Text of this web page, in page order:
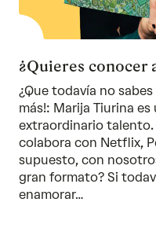
¿Quieres conocer
¿Que todavía no
más!: Marija Tiurina
extraordinario talento.
colabora con Netflix,
supuesto, con
gran formato? Si
enamorar…